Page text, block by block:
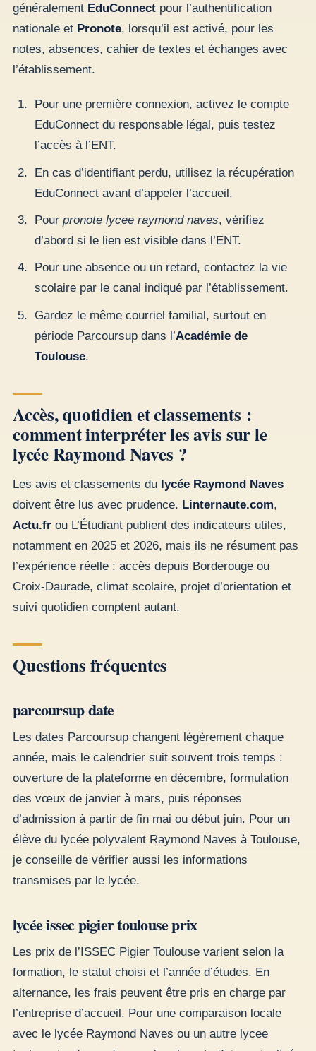
généralement EduConnect pour l’authentification
nationale et Pronote, lorsqu’il est activé, pour les
notes, absences, cahier de textes et échanges avec
l’établissement.
Pour une première connexion, activez le compte
EduConnect du responsable légal, puis testez
l’accès à l’ENT.
En cas d’identifiant perdu, utilisez la récupération
EduConnect avant d’appeler l’accueil.
Pour pronote lycee raymond naves, vérifiez
d’abord si le lien est visible dans l’ENT.
Pour une absence ou un retard, contactez la vie
scolaire par le canal indiqué par l’établissement.
Gardez le même courriel familial, surtout en
période Parcoursup dans l’Académie de
Toulouse.
Accès, quotidien et classements :
comment interpréter les avis sur le
lycée Raymond Naves ?
Les avis et classements du lycée Raymond Naves
doivent être lus avec prudence. Linternaute.com,
Actu.fr ou L’Étudiant publient des indicateurs utiles,
notamment en 2025 et 2026, mais ils ne résument pas
l’expérience réelle : accès depuis Borderouge ou
Croix-Daurade, climat scolaire, projet d’orientation et
suivi quotidien comptent autant.
Questions fréquentes
parcoursup date
Les dates Parcoursup changent légèrement chaque
année, mais le calendrier suit souvent trois temps :
ouverture de la plateforme en décembre, formulation
des vœux de janvier à mars, puis réponses
d’admission à partir de fin mai ou début juin. Pour un
élève du lycée polyvalent Raymond Naves à Toulouse,
je conseille de vérifier aussi les informations
transmises par le lycée.
lycée issec pigier toulouse prix
Les prix de l’ISSEC Pigier Toulouse varient selon la
formation, le statut choisi et l’année d’études. En
alternance, les frais peuvent être pris en charge par
l’entreprise d’accueil. Pour une comparaison locale
avec le lycée Raymond Naves ou un autre lycee